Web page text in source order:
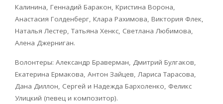
Калинина, Геннадий Баракон, Кристина Ворона,
Анастасия Голденберг, Клара Рахимова, Виктория Флек,
Наталья Лестер, Татьяна Хенкс, Светлана Любимова,
Алена Джерниган.
Волонтеры: Александр Браверман, Дмитрий Булгаков,
Екатерина Ермакова, Антон Зайцев, Лариса Тарасова,
Дана Диллон, Сергей и Надежда Бархоленко, Феликс
Улицкий (певец и композитор).